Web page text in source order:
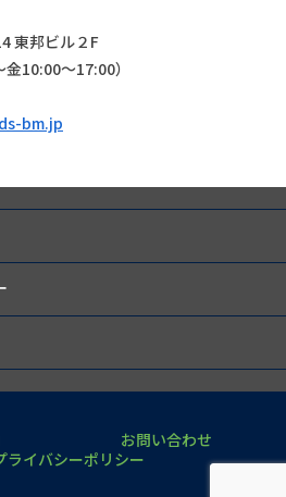
東邦ビル２F
金10:00～17:00）
bm.jp
お問い合わせ
ライバシーポリシー